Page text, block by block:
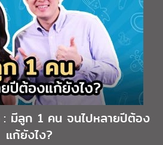
มีลูก 1 คน จนไปหลายปีต้อง
แก้ยังไง?